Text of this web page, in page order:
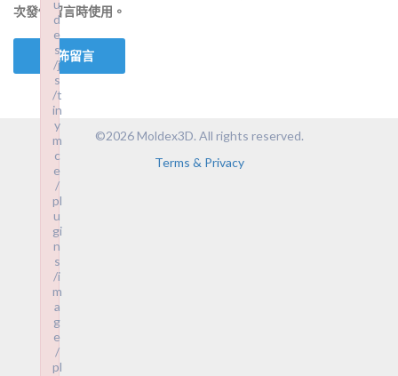
次發佈留言時使用。
©2026 Moldex3D. All rights reserved.
Terms & Privacy
u
d
e
s
/j
s
/t
in
y
m
c
e
/
pl
u
gi
n
s
/i
m
a
g
e
/
pl